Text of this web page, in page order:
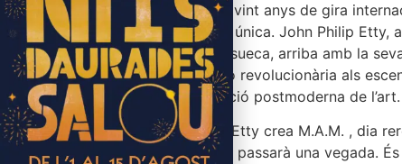
Després de vint anys de gira
experiència única. John Philip Etty,
gimnàstica sueca, arriba amb la
la seva visió revolucionària als
a la percepció postmoderna de l’art.
John Philip Etty crea M.A.M. , dia
veus només passarà una vegada.